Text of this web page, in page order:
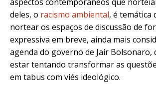
deles, o racismo ambiental, é temática
nortear os espaços de discussão de
expressiva em breve, ainda mais
agenda do governo de Jair Bolsonaro,
estar tentando transformar as
em tabus com viés ideológico.